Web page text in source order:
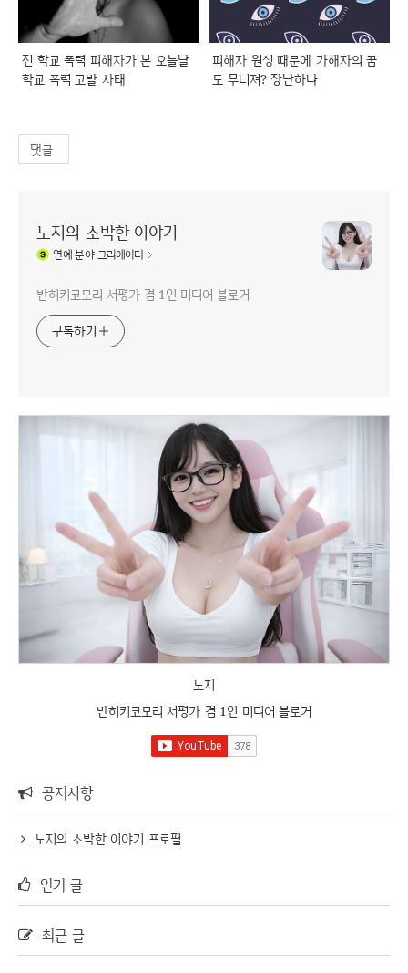
전 학교 폭력 피해자가 본 오늘날
학교 폭력 고발 사태
피해자 원성 때문에 가해자의 꿈
도 무너져? 장난하나
댓글
노지의 소박한 이야기
연예분야 크리에이터
반히키코모리 서평가 겸 1인 미디어 블로거
구독하기
노지
반히키코모리 서평가 겸 1인 미디어 블로거
공지사항
노지의 소박한 이야기 프로필
인기 글
최근 글